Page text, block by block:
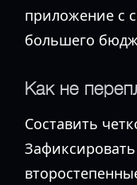
приложение с
большего
Как не
Составить